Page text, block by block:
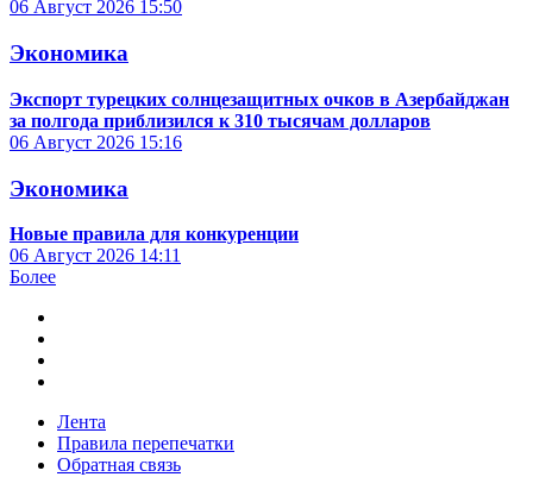
06 Август 2026 15:50
Экономика
Экспорт турецких солнцезащитных очков в Азербайджан
за полгода приблизился к 310 тысячам долларов
06 Август 2026 15:16
Экономика
Новые правила для конкуренции
06 Август 2026 14:11
Более
Лента
Правила перепечатки
Обратная связь